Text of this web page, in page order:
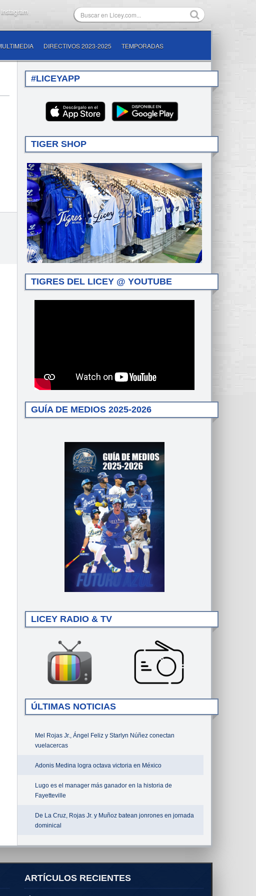
DIRECTIVOS 2023-2025 TEMPORADAS
#LICEYAPP
TIGER SHOP
TIGRES DEL LICEY @ YOUTUBE
GUÍA DE MEDIOS 2025-2026
LICEY RADIO & TV
ÚLTIMAS NOTICIAS
Mel Rojas Jr., Ángel Feliz y Starlyn Núñez conectan
vuelacercas
Adonis Medina logra octava victoria en México
Lugo es el manager más ganador en la historia de
Fayetteville
De La Cruz, Rojas Jr. y Muñoz batean jonrones en jornada
dominical
ARTÍCULOS RECIENTES